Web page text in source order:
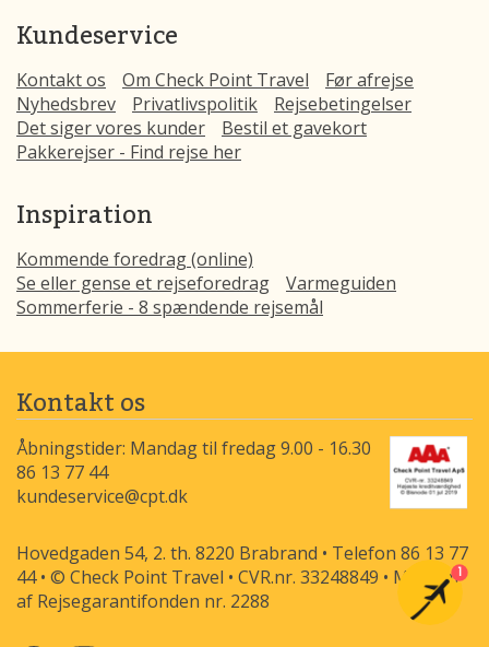
Kundeservice
Kontakt os Om Check Point Travel
Før afrejse
Nyhedsbrev
Privatlivspolitik
Rejsebetingelser
Det siger vores kunder
Bestil et gavekort
Pakkerejser - Find rejse her
Inspiration
Kommende foredrag (online)
Se eller gense et rejseforedrag
Varmeguiden
Sommerferie - 8 spændende rejsemål
Kontakt os
Åbningstider: Mandag til fredag 9.00 - 16.30
86 13 77 44
kundeservice@cpt.dk
Hovedgaden 54, 2. th. 8220 Brabrand • Telefon 86 13 77
44 • © Check Point Travel • CVR.nr. 33248849 • Medlem
af Rejsegarantifonden nr. 2288
1